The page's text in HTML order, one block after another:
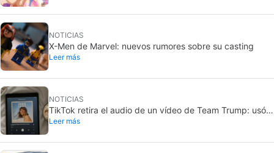
NOTICIAS
X-Men de Marvel: nuevos rumores sobre su casting
Leer más
NOTICIAS
TikTok retira el audio de un vídeo de Team Trump: usó
una canción de Taylor Swift
Leer más